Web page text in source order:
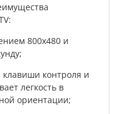
800х480 и
контроля и
легкость в
ориентации;